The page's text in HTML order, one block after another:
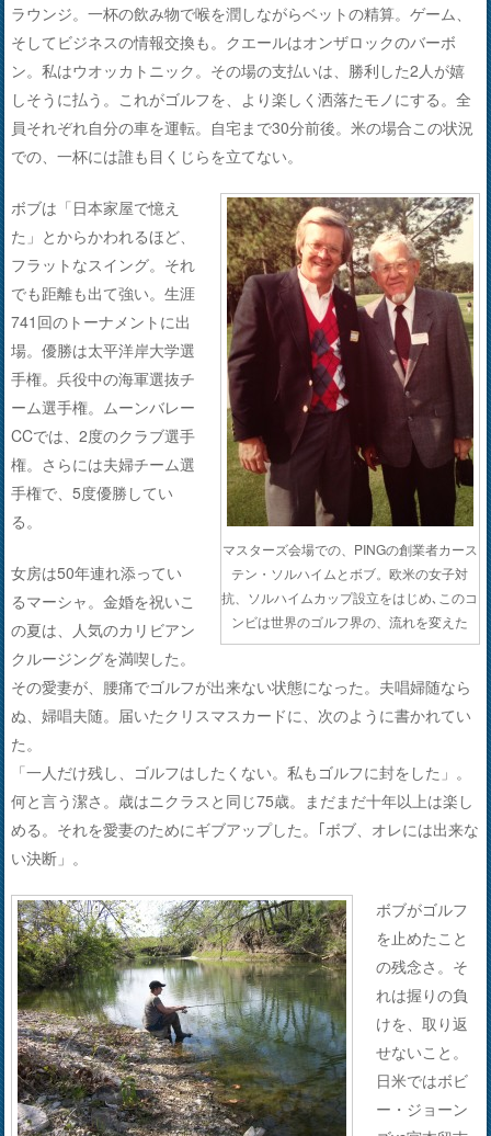
ラウンジ。一杯の飲み物で喉を潤しながらベットの精算。ゲーム、
そしてビジネスの情報交換も。クエールはオンザロックのバーボ
ン。私はウオッカトニック。その場の支払いは、勝利した2人が嬉
しそうに払う。これがゴルフを、より楽しく洒落たモノにする。全
員それぞれ自分の車を運転。自宅まで30分前後。米の場合この状況
での、一杯には誰も目くじらを立てない。
マスターズ会場での、PINGの創業者カース
テン・ソルハイムとボブ。欧米の女子対
抗、ソルハイムカップ設立をはじめ､このコ
ンビは世界のゴルフ界の、流れを変えた
ボブは「日本家屋で憶え
た」とからかわれるほど、
フラットなスイング。それ
でも距離も出て強い。生涯
741回のトーナメントに出
場。優勝は太平洋岸大学選
手権。兵役中の海軍選抜チ
ーム選手権。ムーンバレー
CCでは、2度のクラブ選手
権。さらには夫婦チーム選
手権で、5度優勝してい
る。
女房は50年連れ添ってい
るマーシャ。金婚を祝いこ
の夏は、人気のカリビアン
クルージングを満喫した。
その愛妻が、腰痛でゴルフが出来ない状態になった。夫唱婦随なら
ぬ、婦唱夫随。届いたクリスマスカードに、次のように書かれてい
た。
「一人だけ残し、ゴルフはしたくない。私もゴルフに封をした」。
何と言う潔さ。歳はニクラスと同じ75歳。まだまだ十年以上は楽し
める。それを愛妻のためにギブアップした。｢ボブ、オレには出来な
い決断」。
ボブがゴルフ
を止めたこと
の残念さ。そ
れは握りの負
けを、取り返
せないこと。
日米ではボビ
ー・ジョーン